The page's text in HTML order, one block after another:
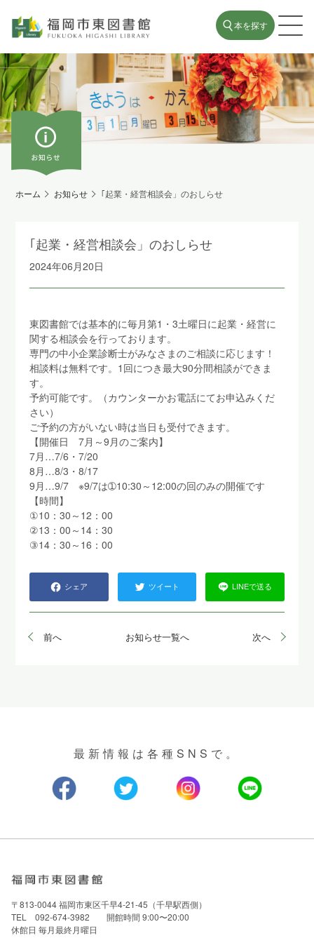
本を探す
ホーム お知らせ ｢起業・経営相談会」のおしらせ
｢起業・経営相談会」のおしらせ
2024年06月20日
東図書館では基本的に毎月第1・3土曜日に起業・経営に
関する相談会を行っております。
専門の中小企業診断士がみなさまのご相談に応じます！
相談料は無料です。1回につき最大90分間相談ができま
す。
予約可能です。（カウンターかお電話にてお申込みくだ
さい）
ご予約の方がいない時は当日も受付できます。
【開催日 7月～9月のご案内】
7月…7/6・7/20
8月…8/3・8/17
9月…9/7 ※9/7は➀10:30～12:00の回のみの開催です
【時間】
①10：30～12：00
②13：00～14：30
③14：30～16：00
シェア ツイート LINEで送る
前へ お知らせ一覧へ 次へ
最新情報は各種SNSで。
〒813-0044 福岡市東区千早4-21-45（千早駅西側）
TEL 092-674-3982 開館時間 9:00〜20:00
休館日 毎月最終月曜日